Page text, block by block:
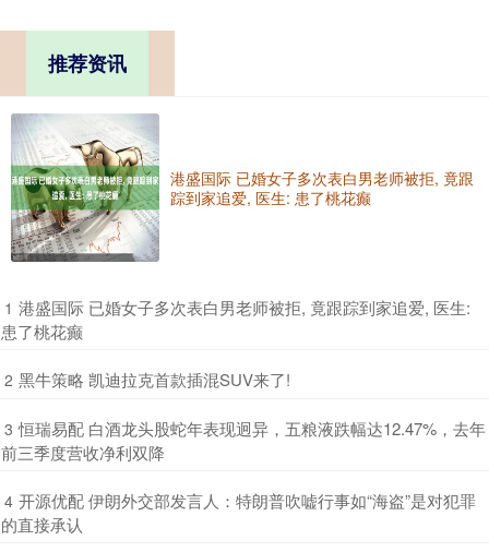
推荐资讯
港盛国际 已婚女子多次表白男老师被拒, 竟跟
踪到家追爱, 医生: 患了桃花癫
1 ​港盛国际 已婚女子多次表白男老师被拒, 竟跟踪到家追爱, 医生:
患了桃花癫
2 ​黑牛策略 凯迪拉克首款插混SUV来了!
3 ​恒瑞易配 白酒龙头股蛇年表现迥异，五粮液跌幅达12.47%，去年
前三季度营收净利双降
4 ​开源优配 伊朗外交部发言人：特朗普吹嘘行事如“海盗”是对犯罪
的直接承认